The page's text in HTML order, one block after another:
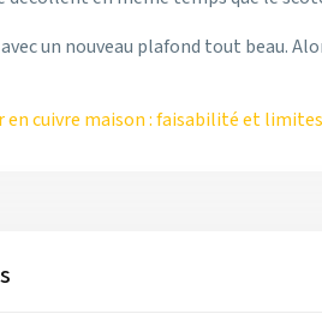
un nouveau plafond tout beau.
en cuivre maison : faisabilité et limites